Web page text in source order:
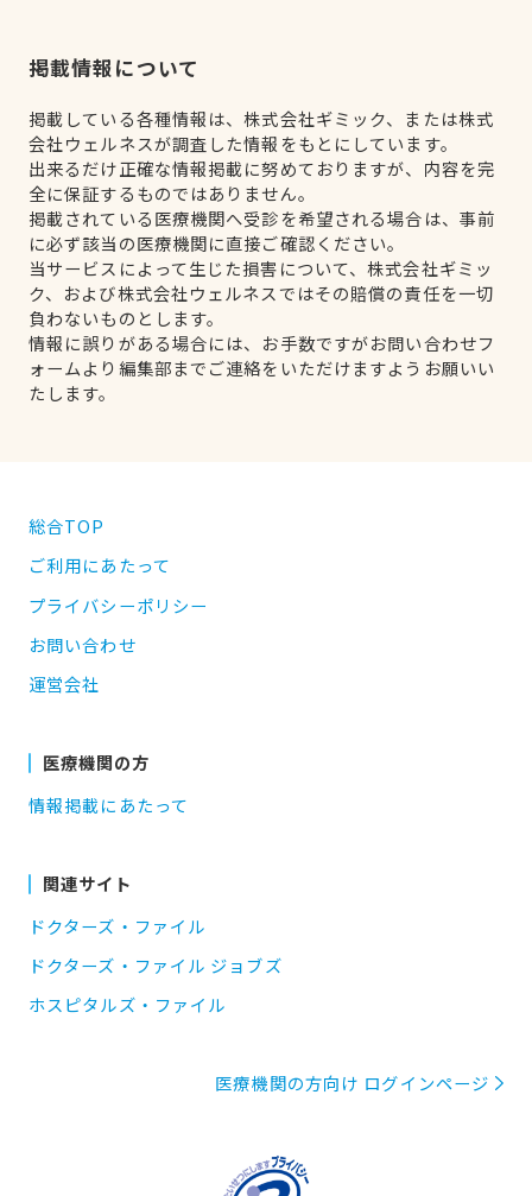
掲載情報について
掲載している各種情報は、株式会社ギミック、または株式
会社ウェルネスが調査した情報をもとにしています。
出来るだけ正確な情報掲載に努めておりますが、内容を完
全に保証するものではありません。
掲載されている医療機関へ受診を希望される場合は、事前
に必ず該当の医療機関に直接ご確認ください。
当サービスによって生じた損害について、株式会社ギミッ
ク、および株式会社ウェルネスではその賠償の責任を一切
負わないものとします。
情報に誤りがある場合には、お手数ですがお問い合わせフ
ォームより編集部までご連絡をいただけますようお願いい
たします。
総合TOP
ご利用にあたって
プライバシーポリシー
お問い合わせ
運営会社
医療機関の方
情報掲載にあたって
関連サイト
ドクターズ・ファイル
ドクターズ・ファイル ジョブズ
ホスピタルズ・ファイル
医療機関の方向け ログインページ